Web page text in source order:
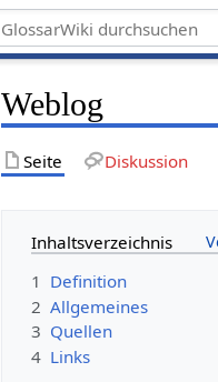
Weblog
Seite Diskussion
Inhaltsverzeichnis
1 Definition
2 Allgemeines
3 Quellen
4 Links